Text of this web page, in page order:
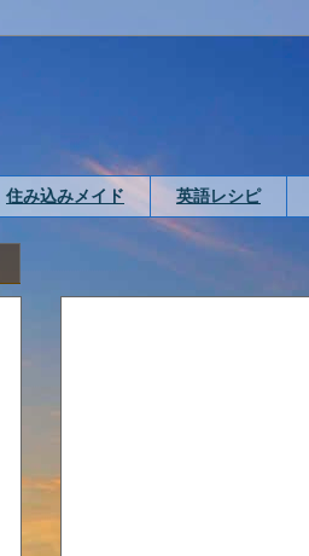
住み込みメイド 英語レシピ